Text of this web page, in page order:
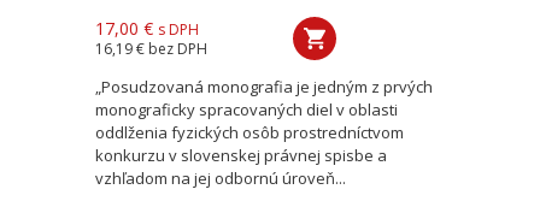
17,00 € s DPH
16,19 € bez DPH
„Posudzovaná monografia je jedným z prvých
monograficky spracovaných diel v oblasti
oddlženia fyzických osôb prostredníctvom
konkurzu v slovenskej právnej spisbe a
vzhľadom na jej odbornú úroveň...